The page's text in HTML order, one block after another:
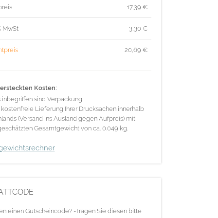
17,39 €
MwSt 3,30 €
20,69 €
Kosten:
inbegriffen sind Verpackung
Lieferung Ihrer Drucksachen innerhalb
(Versand ins Ausland gegen Aufpreis) mit
Gesamtgewicht von ca. 0.049 kg.
einen Gutscheincode? -Tragen Sie diesen bitte